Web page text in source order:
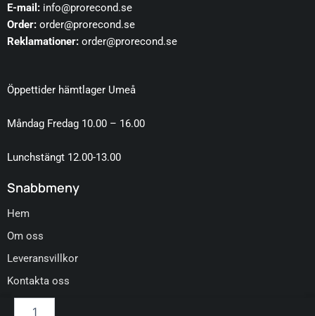
E-mail: info@prorecond.se
Order: order@prorecond.se
Reklamationer: order@prorecond.se
Öppettider hämtlager Umeå
Måndag Fredag 10.00 – 16.00
Lunchstängt 12.00-13.00
Snabbmeny
Hem
Om oss
Leveransvillkor
Kontakta oss